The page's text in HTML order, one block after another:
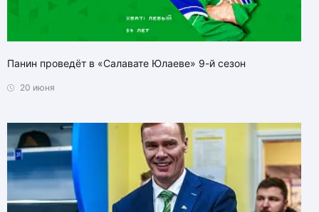
Панин проведёт в «Салавате Юлаеве» 9-й сезон
20 июня